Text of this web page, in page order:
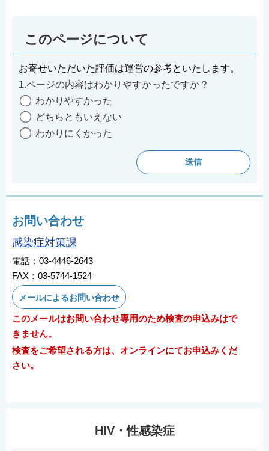
このページについて
お寄せいただいた評価は運営の参考といたします。
1.ページの内容はわかりやすかったですか？
わかりやすかった
どちらともいえない
わかりにくかった
お問い合わせ
感染症対策課
電話：03-4446-2643
FAX：03-5744-1524
メールによるお問い合わせ
このメールはお問い合わせ専用のため検査の申込みはで
きません。
検査をご希望される方は、オンラインにてお申込みくだ
さい。
HIV・性感染症